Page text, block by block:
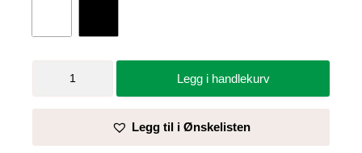
Legg i handlekurv
Legg til i Ønskelisten